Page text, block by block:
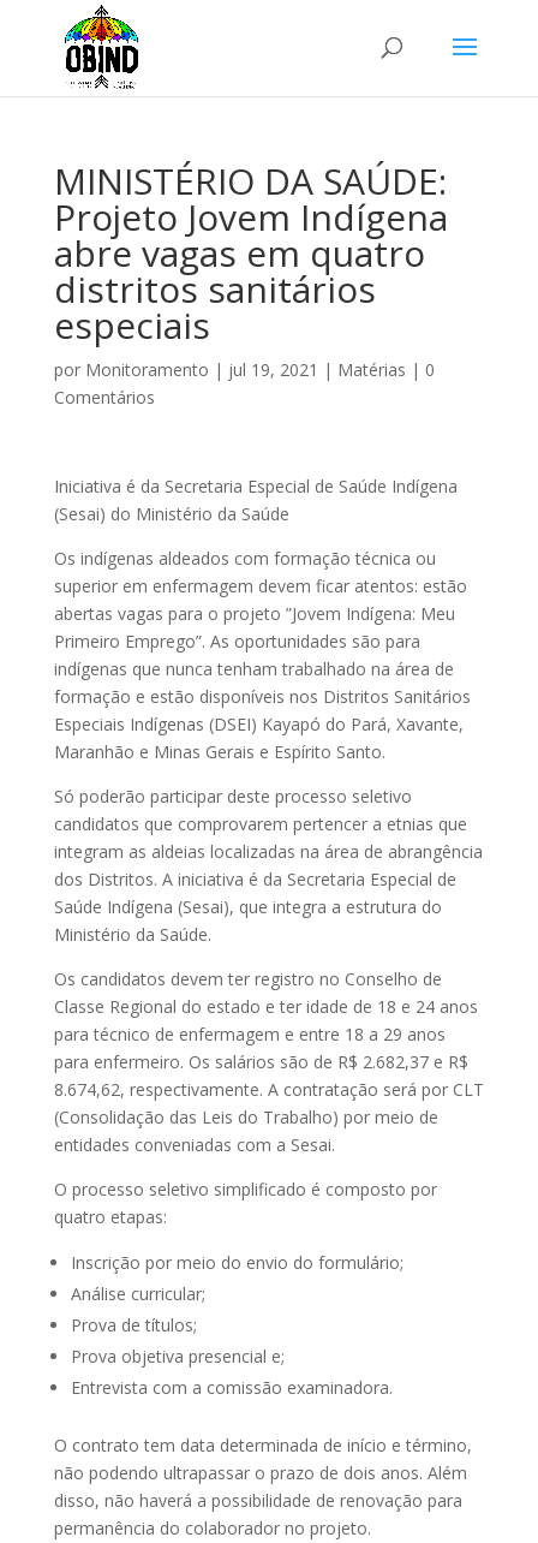
MINISTÉRIO DA SAÚDE:
Projeto Jovem Indígena
abre vagas em quatro
distritos sanitários
especiais
por Monitoramento | jul 19, 2021 | Matérias | 0
Comentários
Iniciativa é da Secretaria Especial de Saúde Indígena
(Sesai) do Ministério da Saúde
Os indígenas aldeados com formação técnica ou
superior em enfermagem devem ficar atentos: estão
abertas vagas para o projeto ”Jovem Indígena: Meu
Primeiro Emprego”. As oportunidades são para
indígenas que nunca tenham trabalhado na área de
formação e estão disponíveis nos Distritos Sanitários
Especiais Indígenas (DSEI) Kayapó do Pará, Xavante,
Maranhão e Minas Gerais e Espírito Santo.
Só poderão participar deste processo seletivo
candidatos que comprovarem pertencer a etnias que
integram as aldeias localizadas na área de abrangência
dos Distritos. A iniciativa é da Secretaria Especial de
Saúde Indígena (Sesai), que integra a estrutura do
Ministério da Saúde.
Os candidatos devem ter registro no Conselho de
Classe Regional do estado e ter idade de 18 e 24 anos
para técnico de enfermagem e entre 18 a 29 anos
para enfermeiro. Os salários são de R$ 2.682,37 e R$
8.674,62, respectivamente. A contratação será por CLT
(Consolidação das Leis do Trabalho) por meio de
entidades conveniadas com a Sesai.
O processo seletivo simplificado é composto por
quatro etapas:
Inscrição por meio do envio do formulário;
Análise curricular;
Prova de títulos;
Prova objetiva presencial e;
Entrevista com a comissão examinadora.
O contrato tem data determinada de início e término,
não podendo ultrapassar o prazo de dois anos. Além
disso, não haverá a possibilidade de renovação para
permanência do colaborador no projeto.